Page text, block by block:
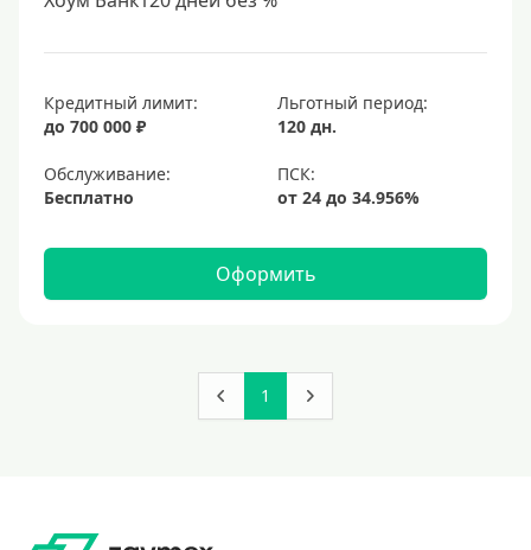
Кредитный лимит:
до 700 000 ₽
Льготный период:
120 дн.
Обслуживание:
Бесплатно
Оформить
1